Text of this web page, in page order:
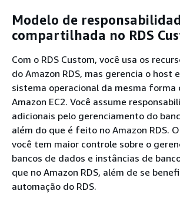
Modelo de
compartilhada no RDS
Com o RDS Custom, você usa os
do Amazon RDS, mas gerencia o host
sistema operacional da mesma forma
Amazon EC2. Você assume
adicionais pelo gerenciamento do
além do que é feito no Amazon RDS.
você tem maior controle sobre o
bancos de dados e instâncias de
que no Amazon RDS, além de se
automação do RDS.